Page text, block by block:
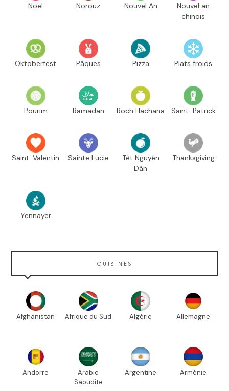
Noël Norouz Nouvel An
Nouvel an
chinois
Oktoberfest Pâques Pizza Plats froids
Pourim Ramadan Roch Hachana Saint-Patrick
Saint-Valentin Sainte Lucie
Têt Nguyên
Dán
Thanksgiving
Yennayer
CUISINES
Afghanistan Afrique du Sud Algérie Allemagne
Andorre
Arabie
Saoudite
Argentine Arménie